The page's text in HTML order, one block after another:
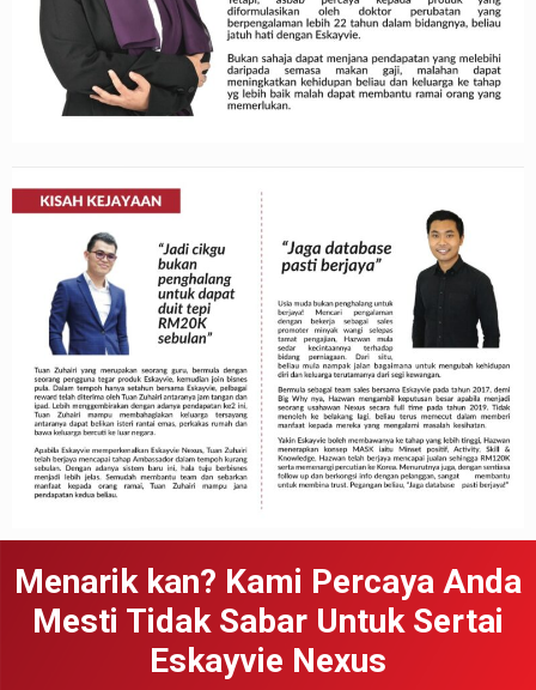
Menarik kan? Kami Percaya Anda
Mesti Tidak Sabar Untuk Sertai
Eskayvie Nexus